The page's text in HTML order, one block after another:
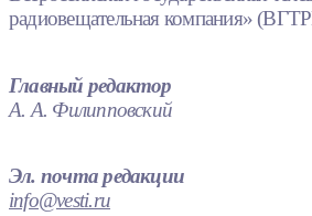
радиовещательная компания»
Главный редактор
А. А. Филипповский
Эл. почта редакции
info@vesti.ru